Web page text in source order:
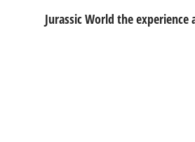
Jurassic World the experience